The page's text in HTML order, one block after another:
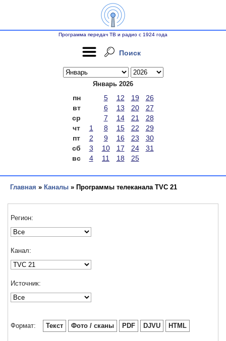
Программа передач ТВ и радио с 1924 года
Поиск
Январь 2026
пн 5 12 19
26
вт
6 13 20
27
ср
7 14 21
28
чт
1 8 15 22
29
пт
2 9 16 23
30
сб
3 10 17 24
31
вс
4 11 18 25
Главная » Каналы » Программы телеканала TVC 21
Регион:
Канал:
Источник:
Формат: Текст Фото / сканы PDF DJVU HTML